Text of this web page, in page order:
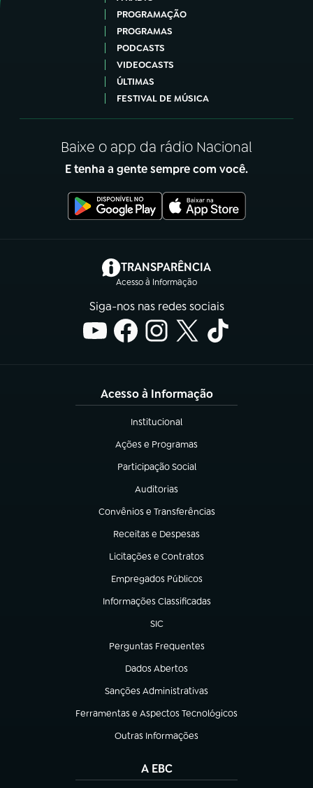
PROGRAMAÇÃO
PROGRAMAS
PODCASTS
VIDEOCASTS
ÚLTIMAS
FESTIVAL DE MÚSICA
Baixe o app da rádio Nacional
E tenha a gente sempre com você.
TRANSPARÊNCIA
Acesso à Informação
(abre em nova aba)
Siga-nos nas redes sociais
Acesso à Informação
Institucional
(abre em nova aba)
Ações e Programas
(abre em nova aba)
Participação Social
(abre em nova aba)
Auditorias
(abre em nova aba)
Convênios e Transferências
(abre em nova aba)
Receitas e Despesas
(abre em nova aba)
Licitações e Contratos
(abre em nova aba)
Empregados Públicos
(abre em nova aba)
Informações Classificadas
(abre em nova aba)
SIC
(abre em nova aba)
Perguntas Frequentes
(abre em nova aba)
Dados Abertos
(abre em nova aba)
Sanções Administrativas
(abre em nova aba)
Ferramentas e Aspectos Tecnológicos
(abre em nova aba)
Outras Informações
(abre em nova aba)
A EBC